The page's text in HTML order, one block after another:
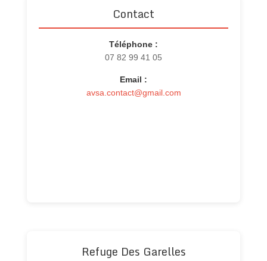
Contact
Téléphone :
07 82 99 41 05
Email :
avsa.contact@gmail.com
Refuge Des Garelles